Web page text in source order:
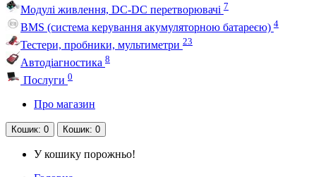
Модулі живлення, DC-DC перетворювачі 7
BMS (система керування акумуляторною батареєю) 4
Тестери, пробники, мультиметри 23
Автодіагностика 8
Послуги 0
Про магазин
Кошик: 0 Кошик: 0
У кошику порожньо!